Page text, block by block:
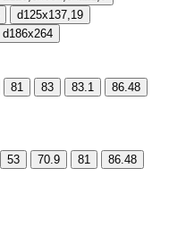
d125x137,19
d186x264
81 83 83.1
86.48
53 70.9 81
86.48